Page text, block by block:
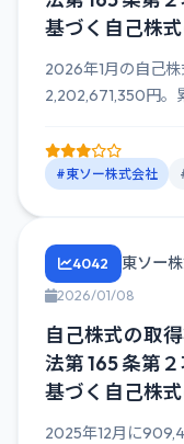
基づく自己株式
2026年1月の自己
2,202,671,350円。
#東ソー株式会社
4042 東ソー
2026/01/08
自己株式の取
法第 165 条第
基づく自己株式
2025年12月に